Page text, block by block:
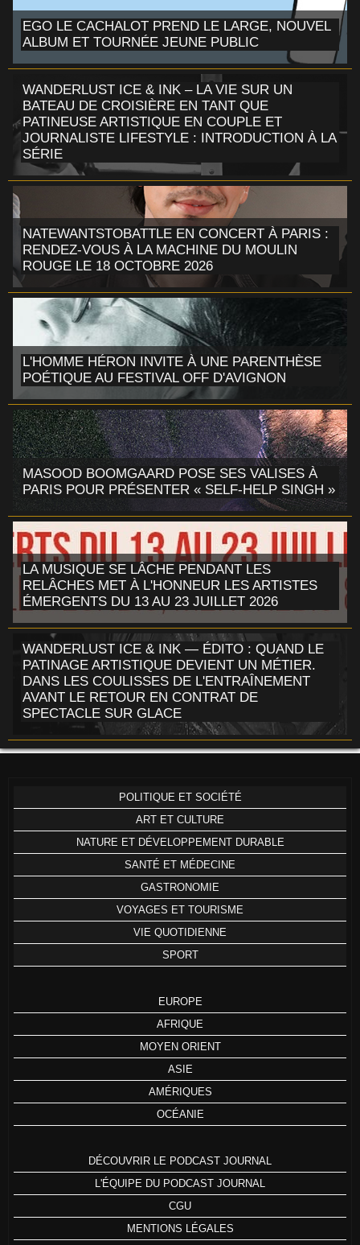
EGO LE CACHALOT PREND LE LARGE, NOUVEL
ALBUM ET TOURNÉE JEUNE PUBLIC
WANDERLUST ICE & INK – LA VIE SUR UN
BATEAU DE CROISIÈRE EN TANT QUE
PATINEUSE ARTISTIQUE EN COUPLE ET
JOURNALISTE LIFESTYLE : INTRODUCTION À LA
SÉRIE
NATEWANTSTOBATTLE EN CONCERT À PARIS :
RENDEZ-VOUS À LA MACHINE DU MOULIN
ROUGE LE 18 OCTOBRE 2026
L'HOMME HÉRON INVITE À UNE PARENTHÈSE
POÉTIQUE AU FESTIVAL OFF D'AVIGNON
MASOOD BOOMGAARD POSE SES VALISES À
PARIS POUR PRÉSENTER « SELF-HELP SINGH »
LA MUSIQUE SE LÂCHE PENDANT LES
RELÂCHES MET À L'HONNEUR LES ARTISTES
ÉMERGENTS DU 13 AU 23 JUILLET 2026
WANDERLUST ICE & INK — ÉDITO : QUAND LE
PATINAGE ARTISTIQUE DEVIENT UN MÉTIER.
DANS LES COULISSES DE L'ENTRAÎNEMENT
AVANT LE RETOUR EN CONTRAT DE
SPECTACLE SUR GLACE
POLITIQUE ET SOCIÉTÉ
ART ET CULTURE
NATURE ET DÉVELOPPEMENT DURABLE
SANTÉ ET MÉDECINE
GASTRONOMIE
VOYAGES ET TOURISME
VIE QUOTIDIENNE
SPORT
EUROPE
AFRIQUE
MOYEN ORIENT
ASIE
AMÉRIQUES
OCÉANIE
DÉCOUVRIR LE PODCAST JOURNAL
L'ÉQUIPE DU PODCAST JOURNAL
CGU
MENTIONS LÉGALES